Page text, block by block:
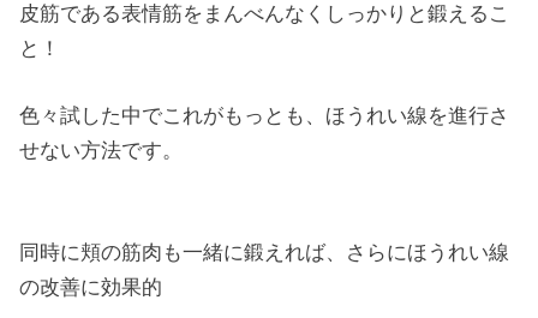
皮筋である表情筋をまんべんなくしっかりと鍛えるこ
と！
色々試した中でこれがもっとも、ほうれい線を進行さ
せない方法です。
同時に頬の筋肉も一緒に鍛えれば、さらにほうれい線
の改善に効果的